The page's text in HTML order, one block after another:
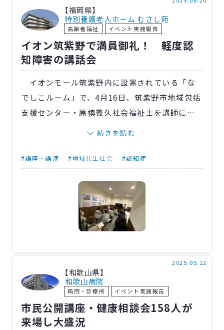
な医療を受けられる社会を目指していきたいと
思います。
【福岡県】
特別養護老人ホーム むさし苑
高齢者福祉 イベント実施報告
イオン筑紫野で満員御礼！ 軽度認
知障害の講話会
イオンモール筑紫野内に設置されている「な
でしこルーム」で、4月16日、筑紫野市地域包括
支援センター・原槙義久社会福祉士を講師に軽
度認知障害（MCI）についての講話会を行ない
なでしこルームでは月1回、二日市病院
して健康・福祉・介護に関する情報発信や相談
対応などを担当分野ごとに持ち回りで実施。昨
年度は相談会から講話会へとスタイルを変更
し、「済生会でできること」をより多くの人に
知っていただくことができました。
さし苑の担当で、昨年の6人を大きく上回り13人
が来場。会場に入りきらないほどで、急きょ追
加講話会を行ない、隣接店に椅子を貸していた
だきました。
「参加できて良かった」「勉強になった」
続きを読む
#講座・講演 #地域共生社会 #認知症
【和歌山県】
和歌山病院
病院・診療所 イベント実施報告
2025.05.12
市民公開講座・健康相談会158人が
来場し大盛況